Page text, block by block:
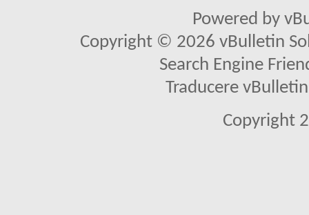
Powered by
Copyright © 2026 vBulletin
Search Engine
Traducere
Copyright